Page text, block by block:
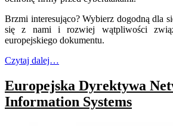
Brzmi interesująco? Wybierz dogodną dla
się z nami i rozwiej wątpliwości
europejskiego dokumentu.
Czytaj dalej…
Europejska Dyrektywa
Information Systems